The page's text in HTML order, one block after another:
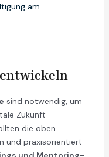
am
sind notwendig, um
Zukunft
die oben
und praxisorientiert